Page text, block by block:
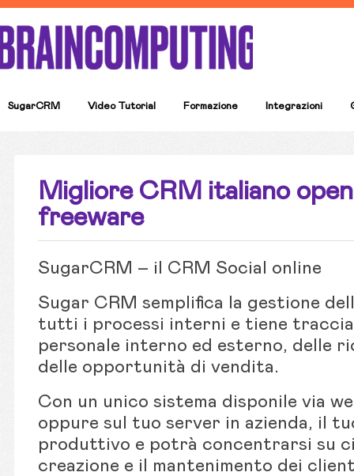
SugarCRM Video Tutorial Formazione Integrazioni
Migliore CRM italiano
freeware
SugarCRM – il CRM Social online
Sugar CRM semplifica la gestione
tutti i processi interni e tiene
personale interno ed esterno, delle
delle opportunità di vendita.
Con un unico sistema disponile via
oppure sul tuo server in azienda, il
produttivo e potrà concentrarsi su
creazione e il mantenimento dei